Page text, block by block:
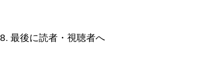
8. 最後に読者・視聴者へ